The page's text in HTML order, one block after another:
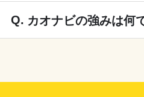
カオナビの強みは何